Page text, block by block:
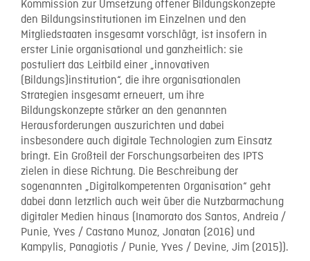
Kommission zur Umsetzung offener Bildungskonzepte
den Bildungsinstitutionen im Einzelnen und den
Mitgliedstaaten insgesamt vorschlägt, ist insofern in
erster Linie organisational und ganzheitlich: sie
postuliert das Leitbild einer „innovativen
(Bildungs)institution“, die ihre organisationalen
Strategien insgesamt erneuert, um ihre
Bildungskonzepte stärker an den genannten
Herausforderungen auszurichten und dabei
insbesondere auch digitale Technologien zum Einsatz
bringt. Ein Großteil der Forschungsarbeiten des IPTS
zielen in diese Richtung. Die Beschreibung der
sogenannten „Digitalkompetenten Organisation“ geht
dabei dann letztlich auch weit über die Nutzbarmachung
digitaler Medien hinaus (Inamorato dos Santos, Andreia /
Punie, Yves / Castano Munoz, Jonatan (2016) und
Kampylis, Panagiotis / Punie, Yves / Devine, Jim (2015)).